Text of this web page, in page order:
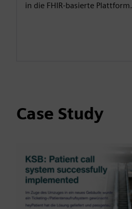
in die FHIR-basierte Plattform.
Case Study